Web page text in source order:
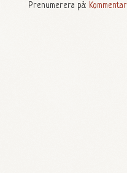
Prenumerera på: